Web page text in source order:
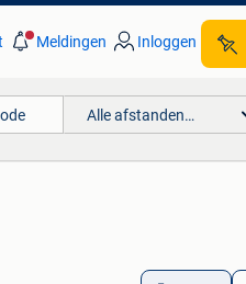
Meldingen Inloggen
Alle afstanden…